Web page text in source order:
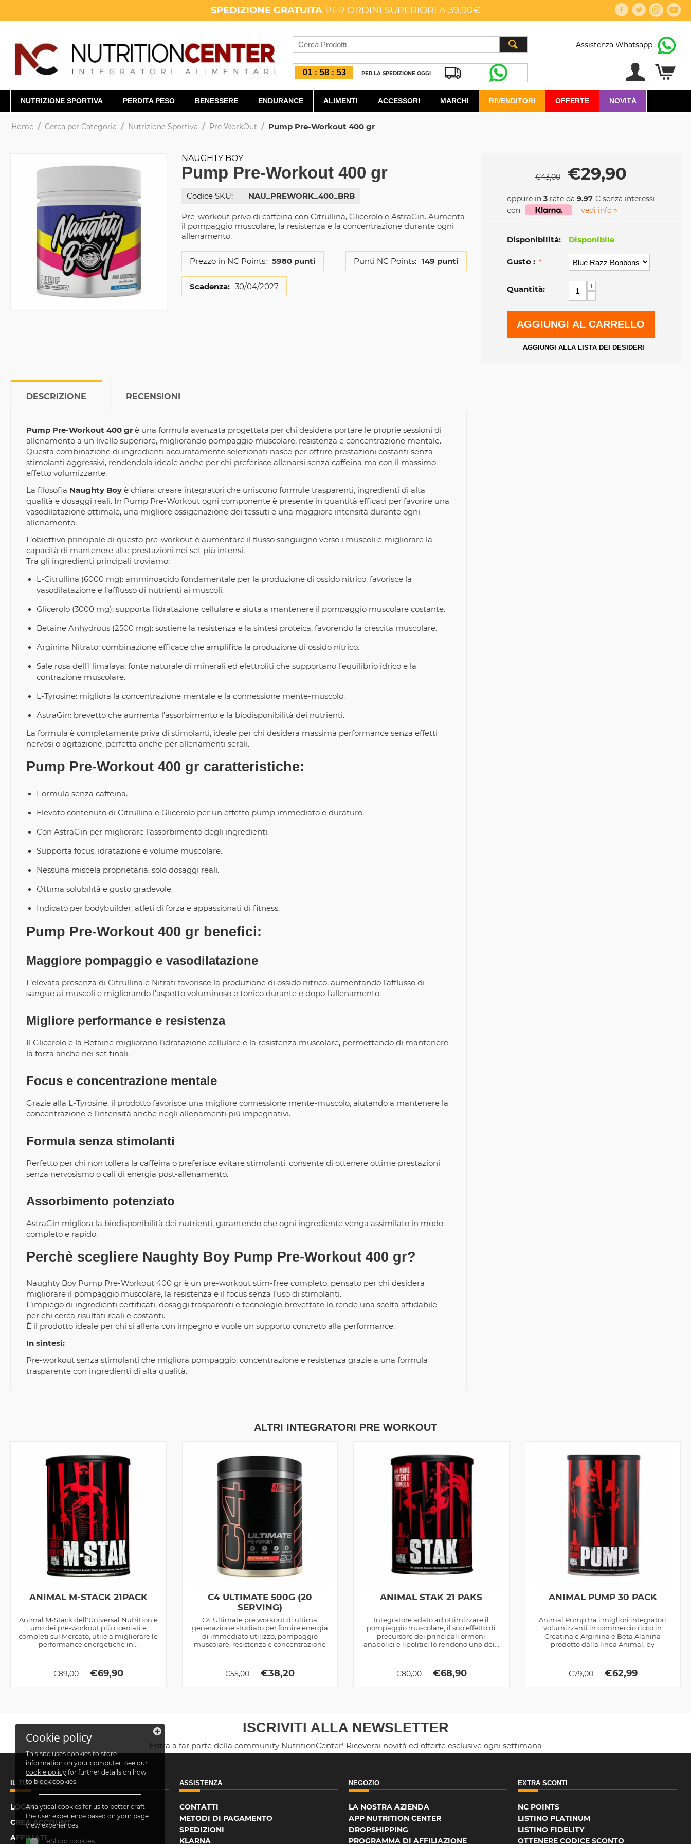
SPEDIZIONE GRATUITA PER ORDINI SUPERIORI A 39,90€
01 : 58 : 53 PER LA SPEDIZIONE OGGI
Assistenza Whatsapp
NUTRIZIONE SPORTIVA PERDITA PESO BENESSERE ENDURANCE ALIMENTI ACCESSORI MARCHI RIVENDITORI OFFERTE NOVITÀ
Home / Cerca per Categoria / Nutrizione Sportiva / Pre WorkOut / Pump Pre-Workout 400 gr
NAUGHTY BOY
Pump Pre-Workout 400 gr
Codice SKU: NAU_PREWORK_400_BRB
Pre-workout privo di caffeina con Citrullina, Glicerolo e AstraGin. Aumenta
il pompaggio muscolare, la resistenza e la concentrazione durante ogni
allenamento.
Prezzo in NC Points: 5980 punti Punti NC Points: 149 punti
Scadenza: 30/04/2027
€43,00 €29,90
oppure in 3rate da 9.97€ senza interessi
con
vedi info »
Disponibilità: Disponibile
Gusto :
Quantità:
+
−
AGGIUNGI AL CARRELLO
AGGIUNGI ALLA LISTA DEI DESIDERI
DESCRIZIONE RECENSIONI
Pump Pre-Workout 400 gr è una formula avanzata progettata per chi desidera portare le proprie sessioni di
allenamento a un livello superiore, migliorando pompaggio muscolare, resistenza e concentrazione mentale.
Questa combinazione di ingredienti accuratamente selezionati nasce per offrire prestazioni costanti senza
stimolanti aggressivi, rendendola ideale anche per chi preferisce allenarsi senza caffeina ma con il massimo
effetto volumizzante.
La filosofia Naughty Boy è chiara: creare integratori che uniscono formule trasparenti, ingredienti di alta
qualità e dosaggi reali. In Pump Pre-Workout ogni componente è presente in quantità efficaci per favorire una
vasodilatazione ottimale, una migliore ossigenazione dei tessuti e una maggiore intensità durante ogni
allenamento.
L’obiettivo principale di questo pre-workout è aumentare il flusso sanguigno verso i muscoli e migliorare la
capacità di mantenere alte prestazioni nei set più intensi.
Tra gli ingredienti principali troviamo:
L-Citrullina (6000 mg): amminoacido fondamentale per la produzione di ossido nitrico, favorisce la
vasodilatazione e l’afflusso di nutrienti ai muscoli.
Glicerolo (3000 mg): supporta l’idratazione cellulare e aiuta a mantenere il pompaggio muscolare costante.
Betaine Anhydrous (2500 mg): sostiene la resistenza e la sintesi proteica, favorendo la crescita muscolare.
Arginina Nitrato: combinazione efficace che amplifica la produzione di ossido nitrico.
Sale rosa dell’Himalaya: fonte naturale di minerali ed elettroliti che supportano l’equilibrio idrico e la
contrazione muscolare.
L-Tyrosine: migliora la concentrazione mentale e la connessione mente-muscolo.
AstraGin: brevetto che aumenta l’assorbimento e la biodisponibilità dei nutrienti.
La formula è completamente priva di stimolanti, ideale per chi desidera massima performance senza effetti
nervosi o agitazione, perfetta anche per allenamenti serali.
Pump Pre-Workout 400 gr caratteristiche:
Formula senza caffeina.
Elevato contenuto di Citrullina e Glicerolo per un effetto pump immediato e duraturo.
Con AstraGin per migliorare l’assorbimento degli ingredienti.
Supporta focus, idratazione e volume muscolare.
Nessuna miscela proprietaria, solo dosaggi reali.
Ottima solubilità e gusto gradevole.
Indicato per bodybuilder, atleti di forza e appassionati di fitness.
Pump Pre-Workout 400 gr benefici:
Maggiore pompaggio e vasodilatazione
L’elevata presenza di Citrullina e Nitrati favorisce la produzione di ossido nitrico, aumentando l’afflusso di
sangue ai muscoli e migliorando l’aspetto voluminoso e tonico durante e dopo l’allenamento.
Migliore performance e resistenza
Il Glicerolo e la Betaine migliorano l’idratazione cellulare e la resistenza muscolare, permettendo di mantenere
la forza anche nei set finali.
Focus e concentrazione mentale
Grazie alla L-Tyrosine, il prodotto favorisce una migliore connessione mente-muscolo, aiutando a mantenere la
concentrazione e l’intensità anche negli allenamenti più impegnativi.
Formula senza stimolanti
Perfetto per chi non tollera la caffeina o preferisce evitare stimolanti, consente di ottenere ottime prestazioni
senza nervosismo o cali di energia post-allenamento.
Assorbimento potenziato
AstraGin migliora la biodisponibilità dei nutrienti, garantendo che ogni ingrediente venga assimilato in modo
completo e rapido.
Perchè scegliere Naughty Boy Pump Pre-Workout 400 gr?
Naughty Boy Pump Pre-Workout 400 gr è un pre-workout stim-free completo, pensato per chi desidera
migliorare il pompaggio muscolare, la resistenza e il focus senza l’uso di stimolanti.
L’impiego di ingredienti certificati, dosaggi trasparenti e tecnologie brevettate lo rende una scelta affidabile
per chi cerca risultati reali e costanti.
È il prodotto ideale per chi si allena con impegno e vuole un supporto concreto alla performance.
In sintesi:
Pre-workout senza stimolanti che migliora pompaggio, concentrazione e resistenza grazie a una formula
trasparente con ingredienti di alta qualità.
ALTRI INTEGRATORI PRE WORKOUT
ANIMAL M-STACK 21PACK
Animal M-Stack dell'Universal Nutrition è
uno dei pre-workout più ricercati e
completi sul Mercato, utile a migliorare le
performance energetiche in...
€89,00 €69,90
C4 ULTIMATE 500G (20
SERVING)
C4 Ultimate pre workout di ultima
generazione studiato per fornire energia
di immediato utilizzo, pompaggio
muscolare, resistenza e concentrazione
€55,00 €38,20
ANIMAL STAK 21 PAKS
Integratore adato ad ottimizzare il
pompaggio muscolare, il suo effetto di
precursore dei principali ormoni
anabolici e lipolitici lo rendono uno dei...
€80,00 €68,90
ANIMAL PUMP 30 PACK
Animal Pump tra i migliori integratori
volumizzanti in commercio ricco in
Creatina e Arginina e Beta Alanina
prodotto dalla linea Animal, by
€79,00 €62,99
ISCRIVITI ALLA NEWSLETTER
Entra a far parte della community NutritionCenter! Riceverai novità ed offerte esclusive ogni settimana
IL TUO PROFILO
LOGIN
CREA ACCOUNT
AFFILIATI
ASSISTENZA
CONTATTI
METODI DI PAGAMENTO
SPEDIZIONI
KLARNA
NEGOZIO
LA NOSTRA AZIENDA
APP NUTRITION CENTER
DROPSHIPPING
PROGRAMMA DI AFFILIAZIONE
EXTRA SCONTI
NC POINTS
LISTINO PLATINUM
LISTINO FIDELITY
OTTENERE CODICE SCONTO
Cookie policy
This site uses cookies to store
information on your computer. See our
cookie policy for further details on how
to block cookies.
Analytical cookies for us to better craft
the user experience based on your page
view experiences.
eShop cookies